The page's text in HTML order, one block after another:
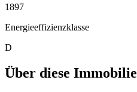
1897
Energieeffizienzklasse
D
Über diese Immobilie